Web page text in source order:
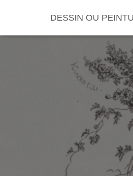
DESSIN OU